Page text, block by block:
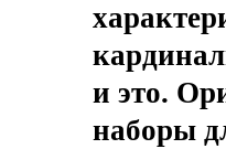
и это.
наборы